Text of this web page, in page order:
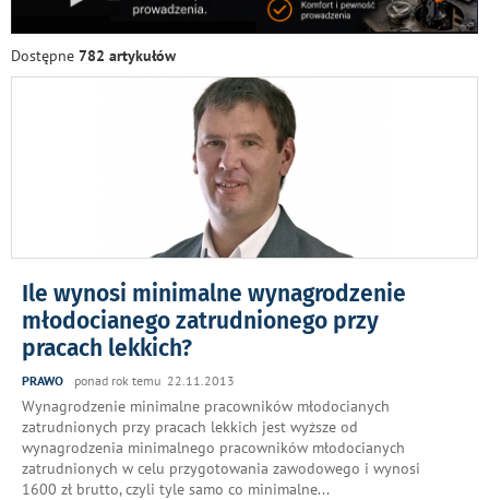
Dostępne 782 artykułów
Ile wynosi minimalne wynagrodzenie
młodocianego zatrudnionego przy
pracach lekkich?
PRAWO ponad rok temu 22.11.2013
Wynagrodzenie minimalne pracowników młodocianych
zatrudnionych przy pracach lekkich jest wyższe od
wynagrodzenia minimalnego pracowników młodocianych
zatrudnionych w celu przygotowania zawodowego i wynosi
1600 zł brutto, czyli tyle samo co minimalne...